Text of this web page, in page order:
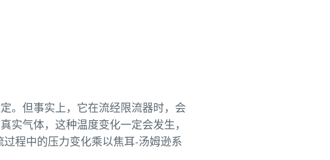
。但事实上，它在流经限流器时，会
实气体，这种温度变化一定会发生，
程中的压力变化乘以焦耳-汤姆逊系